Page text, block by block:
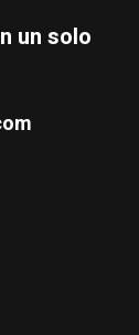
un solo